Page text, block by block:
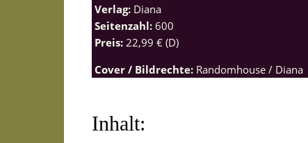
Verlag: Diana
Seitenzahl: 600
Preis: 22,99 € (D)
Cover / Bildrechte: Randomhouse / Diana
Inhalt: